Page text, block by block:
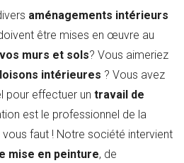
aménagements intérieurs
être mises en œuvre au
murs et sols? Vous aimeriez
intérieures ? Vous avez
pour effectuer un travail de
est le professionnel de la
vous faut ! Notre société intervient
mise en peinture, de